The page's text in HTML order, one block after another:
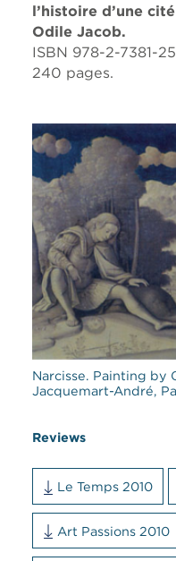
l’histoire d’une
Odile Jacob.
ISBN 978-2-7381-
240 pages.
Narcisse. Painting by
Jacquemart-André,
Reviews
Le Temps 2010
Art Passions 2010